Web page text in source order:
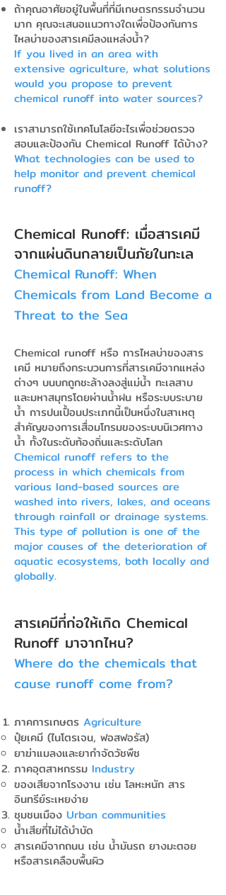
ถ้าคุณอาศัยอยู่ในพื้นที่ที่มีเกษตรกรรมจำนวน
มาก คุณจะเสนอแนวทางใดเพื่อป้องกันการ
ไหลบ่าของสารเคมีลงแหล่งน้ำ?
If you lived in an area with
extensive agriculture, what solutions
would you propose to prevent
chemical runoff into water sources?
เราสามารถใช้เทคโนโลยีอะไรเพื่อช่วยตรวจ
สอบและป้องกัน Chemical Runoff ได้บ้าง?
What technologies can be used to
help monitor and prevent chemical
runoff?
Chemical Runoff: เมื่อสารเคมี
จากแผ่นดินกลายเป็นภัยในทะเล
Chemical Runoff: When
Chemicals from Land Become a
Threat to the Sea
Chemical runoff หรือ การไหลบ่าของสาร
เคมี หมายถึงกระบวนการที่สารเคมีจากแหล่ง
ต่างๆ บนบกถูกชะล้างลงสู่แม่น้ำ ทะเลสาบ
และมหาสมุทรโดยผ่านน้ำฝน หรือระบบระบาย
น้ำ การปนเปื้อนประเภทนี้เป็นหนึ่งในสาเหตุ
สำคัญของการเสื่อมโทรมของระบบนิเวศทาง
น้ำ ทั้งในระดับท้องถิ่นและระดับโลก
Chemical runoff refers to the
process in which chemicals from
various land-based sources are
washed into rivers, lakes, and oceans
through rainfall or drainage systems.
This type of pollution is one of the
major causes of the deterioration of
aquatic ecosystems, both locally and
globally.
สารเคมีที่ก่อให้เกิด Chemical
Runoff มาจากไหน?
Where do the chemicals that
cause runoff come from?
ภาคการเกษตร Agriculture
ปุ๋ยเคมี (ไนโตรเจน, ฟอสฟอรัส)
ยาฆ่าแมลงและยากำจัดวัชพืช
ภาคอุตสาหกรรม Industry
ของเสียจากโรงงาน เช่น โลหะหนัก สาร
อินทรีย์ระเหยง่าย
ชุมชนเมือง Urban communities
น้ำเสียที่ไม่ได้บำบัด
สารเคมีจากถนน เช่น น้ำมันรถ ยางมะตอย
หรือสารเคลือบพื้นผิว